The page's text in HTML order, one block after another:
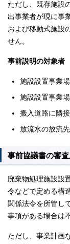
ただし、既存施設
出事業者が現に事
および移動式施設
せん。
事前説明の対象者
施設設置事業
施設設置事業
搬入道路に隣
放流水の放流
事前協議書の審
廃棄物処理施設設
令などで定める構
関係法令を所管し
事項がある場合は
ただし、事業計画